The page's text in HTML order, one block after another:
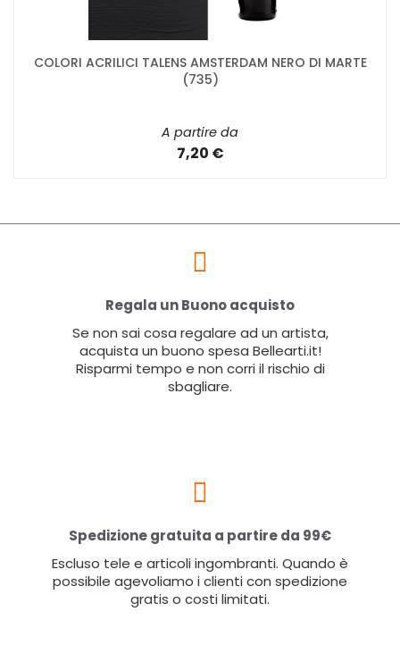
COLORI ACRILICI TALENS AMSTERDAM NERO DI MARTE
(735)
A partire da
7,20 €
Regala un Buono acquisto
Se non sai cosa regalare ad un artista,
acquista un buono spesa Bellearti.it!
Risparmi tempo e non corri il rischio di
sbagliare.
Spedizione gratuita a partire da 99€
Escluso tele e articoli ingombranti. Quando è
possibile agevoliamo i clienti con spedizione
gratis o costi limitati.